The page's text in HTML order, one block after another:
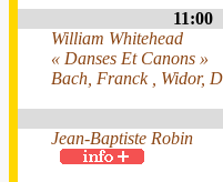
11:00
William Whitehead
« Danses Et Canons »
Bach, Franck , Widor,
Jean-Baptiste Robin